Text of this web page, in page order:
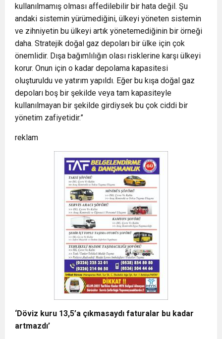
kullanılmamış olması affedilebilir bir hata değil. Şu
andaki sistemin yürümediğini, ülkeyi yöneten sistemin
ve zihniyetin bu ülkeyi artık yönetemediğinin bir örneği
daha. Stratejik doğal gaz depoları bir ülke için çok
önemlidir. Dışa bağımlılığın olası risklerine karşı ülkeyi
korur. Onun için o kadar depolama kapasitesi
oluşturuldu ve yatırım yapıldı. Eğer bu kışa doğal gaz
depoları boş bir şekilde veya tam kapasiteyle
kullanılmayan bir şekilde girdiysek bu çok ciddi bir
yönetim zafiyetidir.”
reklam
‘Döviz kuru 13,5’a çıkmasaydı faturalar bu kadar
artmazdı’